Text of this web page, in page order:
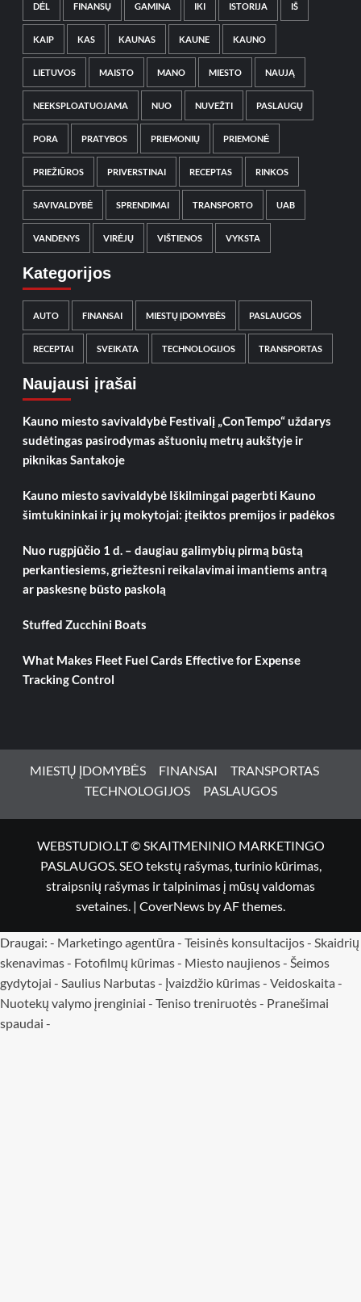
DĖL FINANSŲ GAMINA IKI ISTORIJA IŠ
KAIP KAS KAUNAS KAUNE KAUNO
LIETUVOS MAISTO MANO MIESTO NAUJĄ
NEEKSPLOATUOJAMA NUO NUVEŽTI PASLAUGŲ
PORA PRATYBOS PRIEMONIŲ PRIEMONĖ
PRIEŽIŪROS PRIVERSTINAI RECEPTAS RINKOS
SAVIVALDYBĖ SPRENDIMAI TRANSPORTO UAB
VANDENYS VIRĖJŲ VIŠTIENOS VYKSTA
Kategorijos
AUTO FINANSAI MIESTŲ ĮDOMYBĖS PASLAUGOS
RECEPTAI SVEIKATA TECHNOLOGIJOS TRANSPORTAS
Naujausi įrašai
Kauno miesto savivaldybė Festivalį „ConTempo“ uždarys
sudėtingas pasirodymas aštuonių metrų aukštyje ir
piknikas Santakoje
Kauno miesto savivaldybė Iškilmingai pagerbti Kauno
šimtukininkai ir jų mokytojai: įteiktos premijos ir padėkos
Nuo rugpjūčio 1 d. – daugiau galimybių pirmą būstą
perkantiesiems, griežtesni reikalavimai imantiems antrą
ar paskesnę būsto paskolą
Stuffed Zucchini Boats
What Makes Fleet Fuel Cards Effective for Expense
Tracking Control
MIESTŲ ĮDOMYBĖS FINANSAI
TRANSPORTAS
TECHNOLOGIJOS
PASLAUGOS
WEBSTUDIO.LT © SKAITMENINIO MARKETINGO
PASLAUGOS. SEO tekstų rašymas, turinio kūrimas,
straipsnių rašymas ir talpinimas į mūsų valdomas
svetaines. | CoverNews by AF themes.
Draugai: - Marketingo agentūra - Teisinės konsultacijos- Skaidrių
skenavimas- Fotofilmų kūrimas- Miesto naujienos- Šeimos
gydytojai - Saulius Narbutas- Įvaizdžio kūrimas- Veidoskaita -
Nuotekų valymo įrenginiai - Teniso treniruotės- Pranešimai
spaudai -